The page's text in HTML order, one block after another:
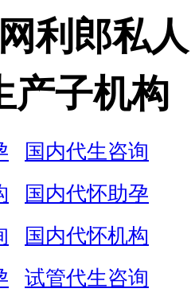
利郎私人
产子机构
国内代生咨询
国内代怀助孕
国内代怀机构
试管代生咨询